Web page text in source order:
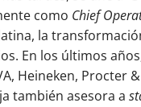
como Chief
la
En los últimos
Heineken, Procter
también asesora a